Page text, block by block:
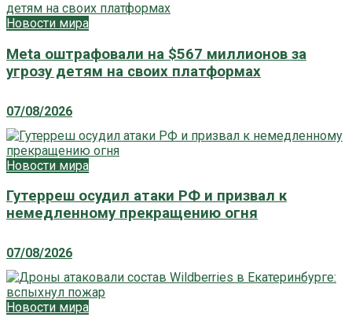
Новости мира
Meta оштрафовали на $567 миллионов за
угрозу детям на своих платформах
07/08/2026
Новости мира
Гутерреш осудил атаки РФ и призвал к
немедленному прекращению огня
07/08/2026
Новости мира